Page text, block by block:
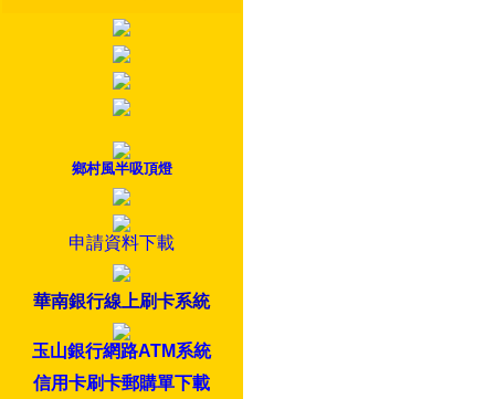
鄉村風半吸頂燈
申請資料下載
華南銀行線上刷卡系統
玉山銀行網路ATM系統
信用卡刷卡郵購單下載